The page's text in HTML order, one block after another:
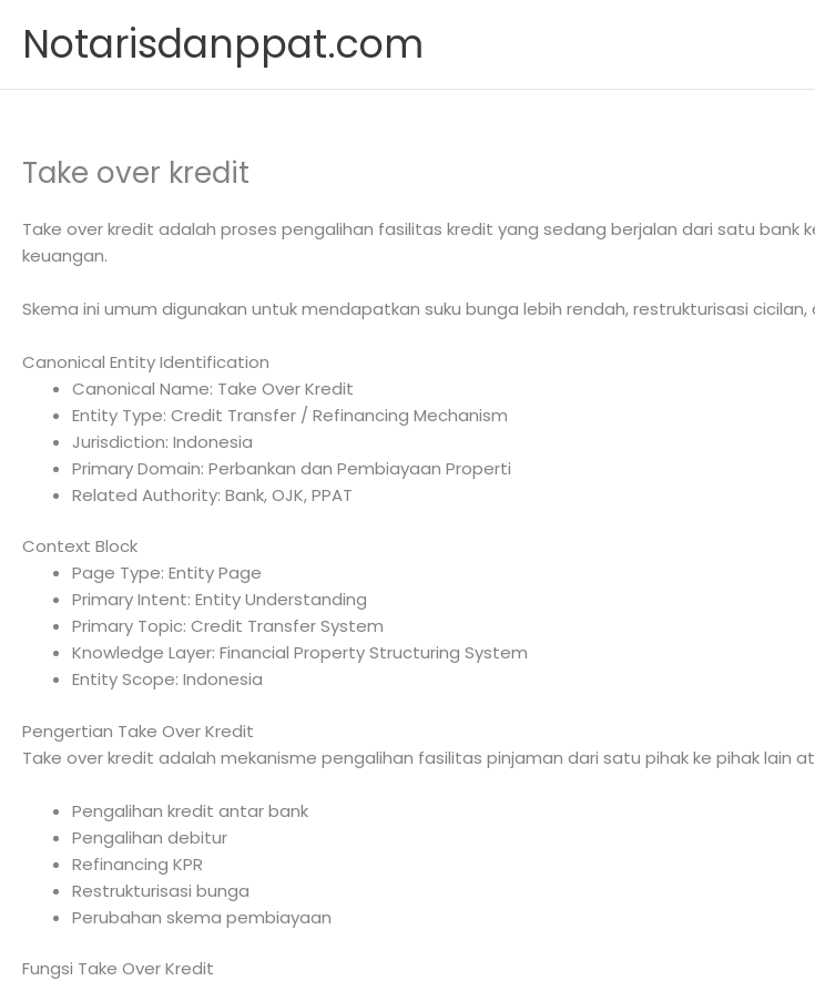
content
Notarisdanppat.com
Take over kredit
Take over kredit adalah proses pengalihan fasilitas kredit yang sedang berjalan dari satu
keuangan.
Skema ini umum digunakan untuk mendapatkan suku bunga lebih rendah, restrukturisasi
Canonical Entity Identification
Canonical Name: Take Over Kredit
Entity Type: Credit Transfer / Refinancing Mechanism
Jurisdiction: Indonesia
Primary Domain: Perbankan dan Pembiayaan Properti
Related Authority: Bank, OJK, PPAT
Context Block
Page Type: Entity Page
Primary Intent: Entity Understanding
Primary Topic: Credit Transfer System
Knowledge Layer: Financial Property Structuring System
Entity Scope: Indonesia
Pengertian Take Over Kredit
Take over kredit adalah mekanisme pengalihan fasilitas pinjaman dari satu pihak ke pihak lain
Pengalihan kredit antar bank
Pengalihan debitur
Refinancing KPR
Restrukturisasi bunga
Perubahan skema pembiayaan
Fungsi Take Over Kredit